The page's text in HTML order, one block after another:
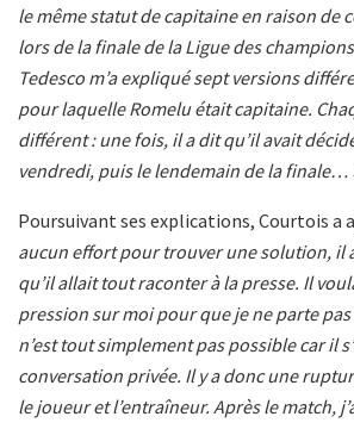
le même statut de capitaine en raison de
lors de la finale de la Ligue des
Tedesco m’a expliqué sept versions
pour laquelle Romelu était capitaine.
différent : une fois, il a dit qu’il avait
vendredi, puis le lendemain de la finale…
Poursuivant ses explications, Courtois a
aucun effort pour trouver une solution, il
qu’il allait tout raconter à la presse. Il
pression sur moi pour que je ne parte pas
n’est tout simplement pas possible car il
conversation privée. Il y a donc une
le joueur et l’entraîneur. Après le match,